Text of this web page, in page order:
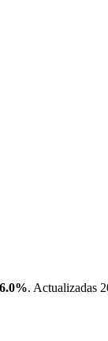
. Actualizadas